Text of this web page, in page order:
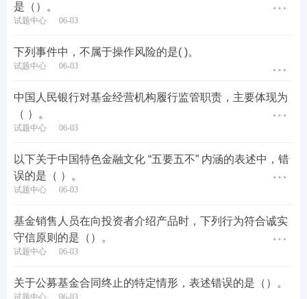
是（）。
试题中心 06-03
下列事件中，不属于操作风险的是( )。
试题中心 06-03
中国人民银行对基金经营机构履行监管职责，主要体现为
（ ）。
试题中心 06-03
以下关于中国特色金融文化 “五要五不” 内涵的表述中，错
误的是（ ）。
试题中心 06-03
基金销售人员在向投资者介绍产品时，下列行为符合诚实
守信原则的是（）。
试题中心 06-03
关于公募基金合同终止的特定情形，表述错误的是（）。